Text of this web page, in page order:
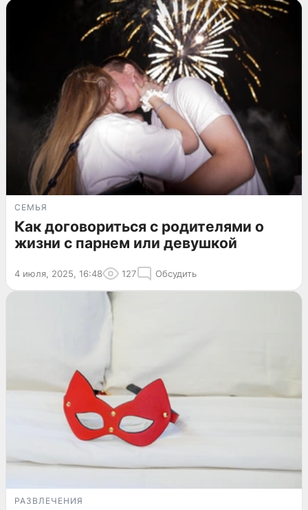
СЕМЬЯ
Как договориться с родителями о
жизни с парнем или девушкой
4 июля, 2025, 16:48 127 Обсудить
РАЗВЛЕЧЕНИЯ